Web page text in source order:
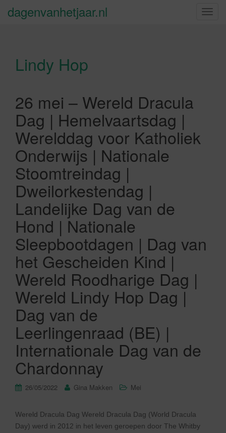
S
dagenvanhetjaar.nl
Lindy Hop
26 mei – Wereld Dracula
Dag | Hemelvaartsdag |
Werelddag voor Katholiek
Onderwijs | Nationale
Stoomtreindag |
Dweilorkestendag |
Landelijke Dag van de
Hond | Nationale
Sleepbootdagen | Dag van
het Gescheiden Kind |
Wereld Roodharige Dag |
Wereld Lindy Hop Dag |
Dag van de
Leerlingenraad (BE) |
Internationale Dag van de
Chardonnay
26/05/2022 Gina Makken Mei
Wereld Dracula Dag Wereld Dracula Dag (World Dracula
Day) werd in 2012 in het leven geroepen door The Whitby